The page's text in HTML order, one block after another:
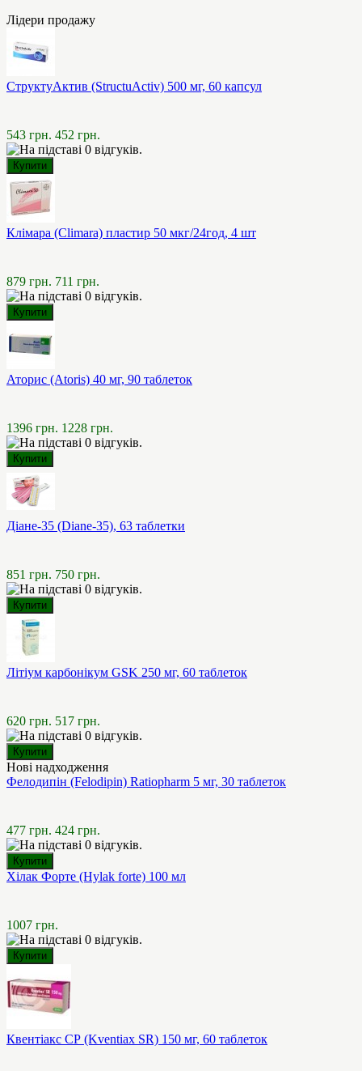
Лідери продажу
СтруктуАктив (StructuActiv) 500 мг, 60 капсул
543 грн. 452 грн.
Клімара (Climara) пластир 50 мкг/24год, 4 шт
879 грн. 711 грн.
Аторис (Atoris) 40 мг, 90 таблеток
1396 грн. 1228 грн.
Діане-35 (Diane-35), 63 таблетки
851 грн. 750 грн.
Літіум карбонікум GSK 250 мг, 60 таблеток
620 грн. 517 грн.
Нові надходження
Фелодипін (Felodipin) Ratiopharm 5 мг, 30 таблеток
477 грн. 424 грн.
Хілак Форте (Hylak forte) 100 мл
1007 грн.
Квентіакс СР (Kventiax SR) 150 мг, 60 таблеток